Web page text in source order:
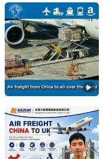
Shenzhen Best
LTD
Guangdong, China
Dongguan Kezun
Guangdong, China